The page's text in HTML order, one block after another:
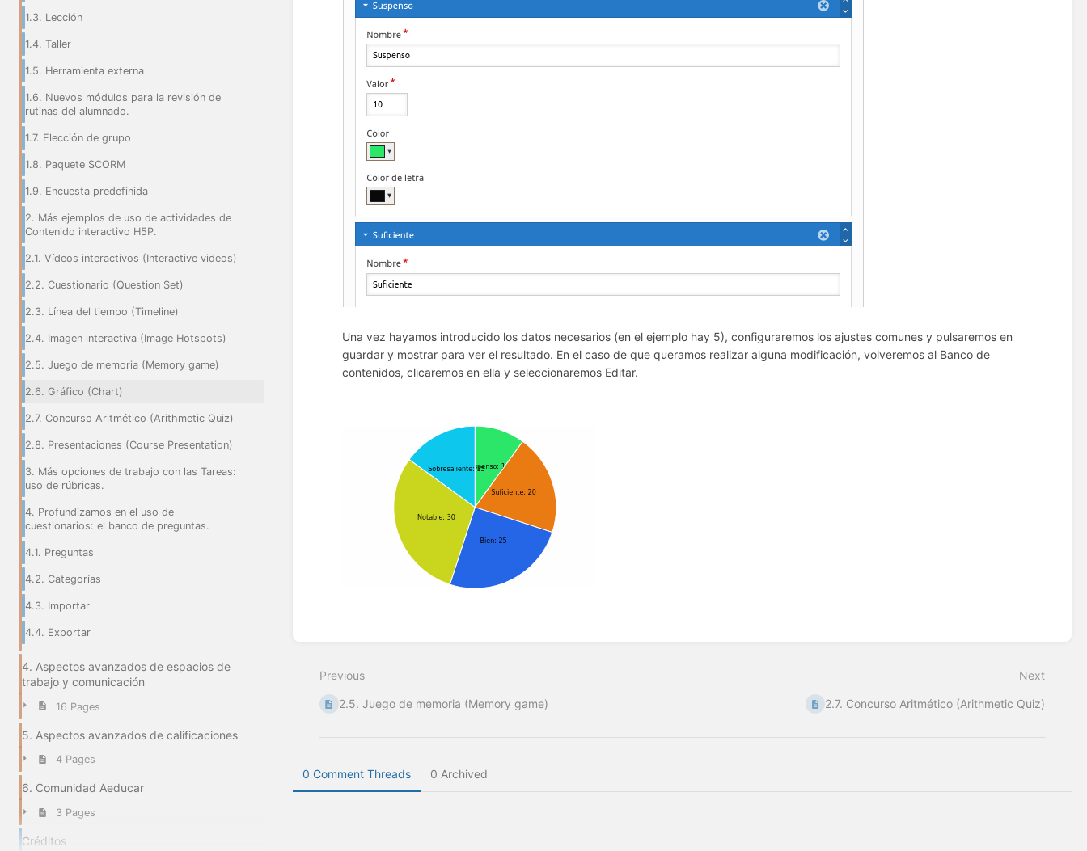
1.3. Lección
1.4. Taller
1.5. Herramienta externa
1.6. Nuevos módulos para la revisión de
rutinas del alumnado.
1.7. Elección de grupo
1.8. Paquete SCORM
1.9. Encuesta predefinida
2. Más ejemplos de uso de actividades de
Contenido interactivo H5P.
2.1. Vídeos interactivos (Interactive videos)
2.2. Cuestionario (Question Set)
2.3. Línea del tiempo (Timeline)
2.4. Imagen interactiva (Image Hotspots)
2.5. Juego de memoria (Memory game)
2.6. Gráfico (Chart)
2.7. Concurso Aritmético (Arithmetic Quiz)
2.8. Presentaciones (Course Presentation)
3. Más opciones de trabajo con las Tareas:
uso de rúbricas.
4. Profundizamos en el uso de
cuestionarios: el banco de preguntas.
4.1. Preguntas
4.2. Categorías
4.3. Importar
4.4. Exportar
4. Aspectos avanzados de espacios de
trabajo y comunicación
16 Pages
5. Aspectos avanzados de calificaciones
4 Pages
6. Comunidad Aeducar
3 Pages
Créditos
Una vez hayamos introducido los datos necesarios (en el ejemplo hay 5), configuraremos los ajustes comunes y pulsaremos en
guardar y mostrar para ver el resultado. En el caso de que queramos realizar alguna modificación, volveremos al Banco de
contenidos, clicaremos en ella y seleccionaremos Editar.
mode
Previous
2.5. Juego de memoria (Memory game)
Next
2.7. Concurso Aritmético (Arithmetic Quiz)
0 Comment Threads 0 Archived